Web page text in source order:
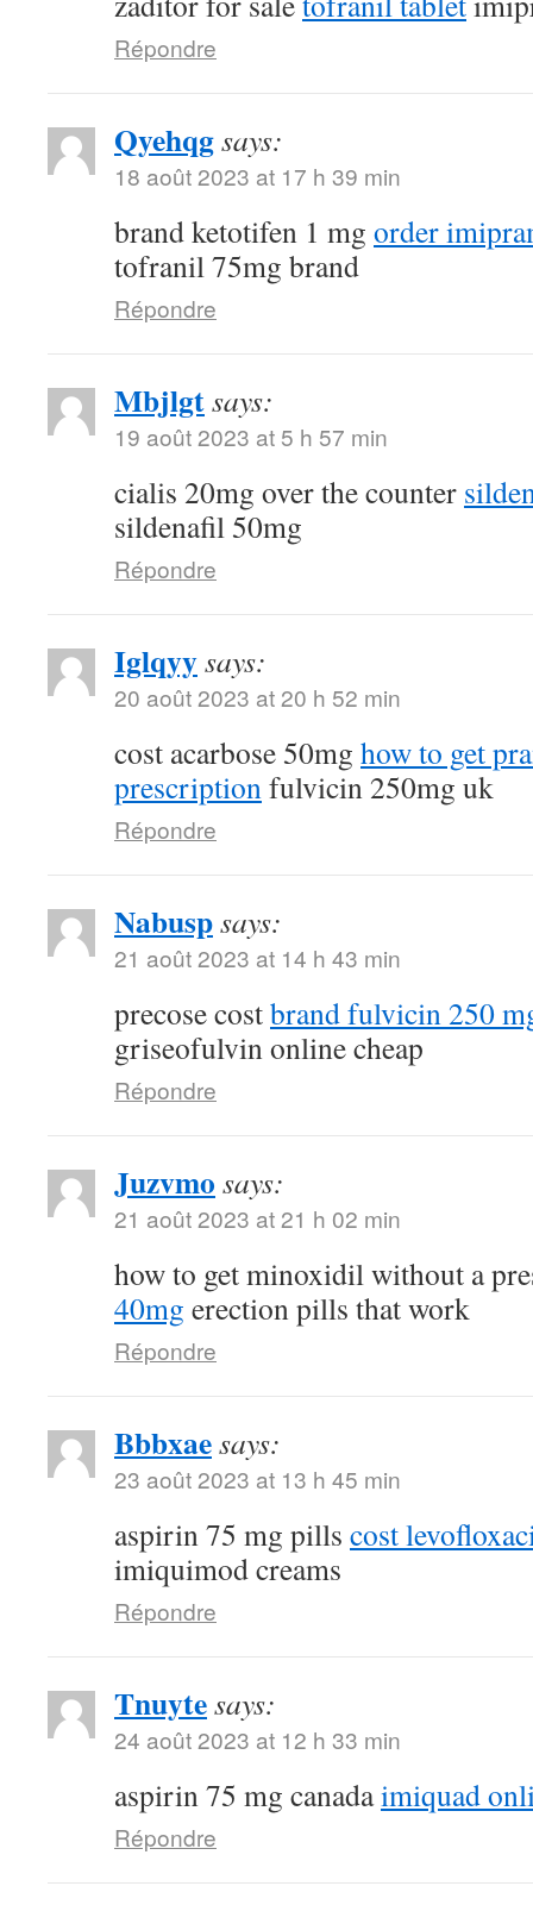
Répondre
Qyehqgsays:
18 août 2023 at 17 h 39 min
brand ketotifen 1 mg order
tofranil 75mg brand
Répondre
Mbjlgtsays:
19 août 2023 at 5 h 57 min
cialis 20mg over the counter
sildenafil 50mg
Répondre
Iglqyysays:
20 août 2023 at 20 h 52 min
cost acarbose 50mg how to get
prescriptionfulvicin 250mg uk
Répondre
Nabuspsays:
21 août 2023 at 14 h 43 min
precose costbrand fulvicin 250
griseofulvin online cheap
Répondre
Juzvmo says:
21 août 2023 at 21 h 02 min
how to get minoxidil without a
40mg erection pills that work
Répondre
Bbbxaesays:
23 août 2023 at 13 h 45 min
aspirin 75 mg pills cost
imiquimod creams
Répondre
Tnuytesays:
24 août 2023 at 12 h 33 min
aspirin 75 mg canadaimiquad
Répondre